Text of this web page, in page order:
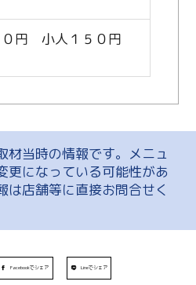
０円 小人１５０円
材当時の情報です。メニュ
更になっている可能性があ
は店舗等に直接お問合せく
Facebookでシェア Lineでシェア